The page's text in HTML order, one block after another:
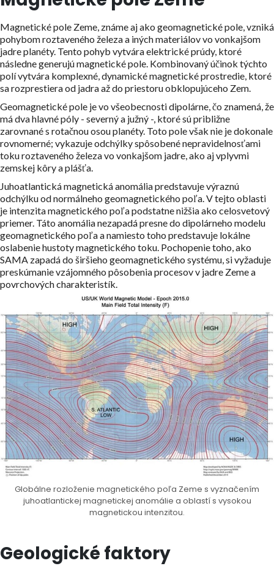
Magnetické pole Zeme, známe aj ako geomagnetické pole, vzniká
pohybom roztaveného železa a iných materiálov vo vonkajšom
jadre planéty. Tento pohyb vytvára elektrické prúdy, ktoré
následne generujú magnetické pole. Kombinovaný účinok týchto
polí vytvára komplexné, dynamické magnetické prostredie, ktoré
sa rozprestiera od jadra až do priestoru obklopujúceho Zem.
Geomagnetické pole je vo všeobecnosti dipolárne, čo znamená, že
má dva hlavné póly - severný a južný -, ktoré sú približne
zarovnané s rotačnou osou planéty. Toto pole však nie je dokonale
rovnomerné; vykazuje odchýlky spôsobené nepravidelnosťami
toku roztaveného železa vo vonkajšom jadre, ako aj vplyvmi
zemskej kôry a plášťa.
Juhoatlantická magnetická anomália predstavuje výraznú
odchýlku od normálneho geomagnetického poľa. V tejto oblasti
je intenzita magnetického poľa podstatne nižšia ako celosvetový
priemer. Táto anomália nezapadá presne do dipolárneho modelu
geomagnetického poľa a namiesto toho predstavuje lokálne
oslabenie hustoty magnetického toku. Pochopenie toho, ako
SAMA zapadá do širšieho geomagnetického systému, si vyžaduje
preskúmanie vzájomného pôsobenia procesov v jadre Zeme a
povrchových charakteristík.
Globálne rozloženie magnetického poľa Zeme s vyznačením
juhoatlantickej magnetickej anomálie a oblastí s vysokou
magnetickou intenzitou.
Geologické faktory